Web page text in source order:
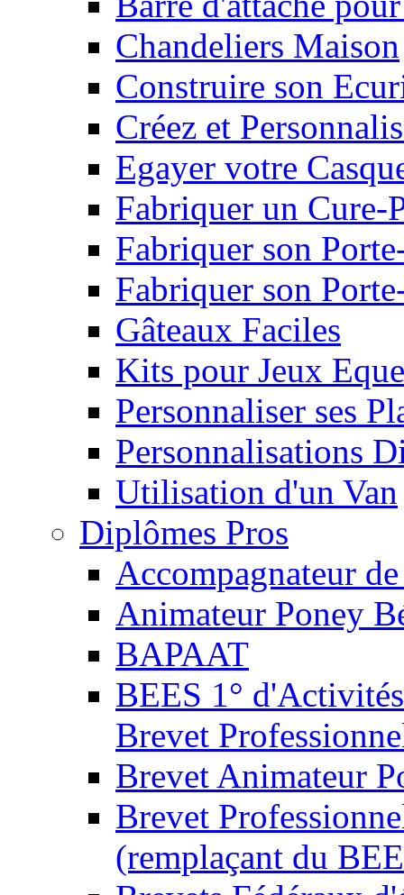
Chandeliers Maison
Construire son
Créez et
Egayer votre
Fabriquer un Cure-
Fabriquer son
Fabriquer son
Gâteaux Faciles
Kits pour Jeux
Personnaliser ses
Personnalisations
Utilisation d'un Van
Diplômes Pros
Accompagnateur
Animateur Poney
BAPAAT
BEES 1°
Brevet
Brevet Animateur
Brevet
(remplaçant du